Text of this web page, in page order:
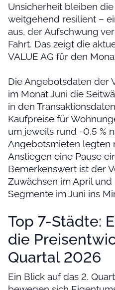
Unsicherheit bleiben
weitgehend resilient –
aus, der Aufschwung
Fahrt. Das zeigt die
VALUE AG für den
Die Angebotsdaten der
im Monat Juni die
in den
Kaufpreise für
um jeweils rund -0,5 %
Angebotsmieten legten
Anstiegen eine Pause
Bemerkenswert ist der
Zuwächsen im April
Segmente im Juni ins
Top 7-Städte:
die
Quartal 2026
Ein Blick auf das 2.